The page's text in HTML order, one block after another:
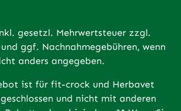
gesetzl. Mehrwertsteuer zzgl.
und ggf. Nachnahmegebühren, wenn
anders angegeben.
ist für fit-crock und Herbavet
und nicht mit anderen